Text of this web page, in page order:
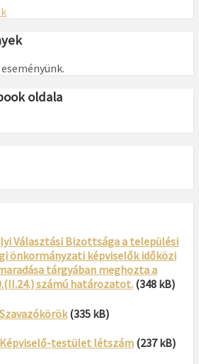
oldala
Választási Bizottsága a települési
önkormányzati képviselők időközi
tárgyában meghozta a
számú határozatot. (348 kB)
(335 kB)
Képviselő-testület létszám (237 kB)